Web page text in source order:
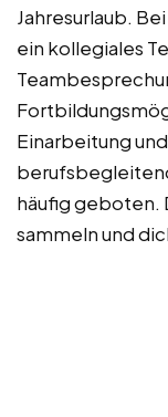
Jahresurlaub.
ein kollegiales
Einarbeitung
häufig geboten.
sammeln und